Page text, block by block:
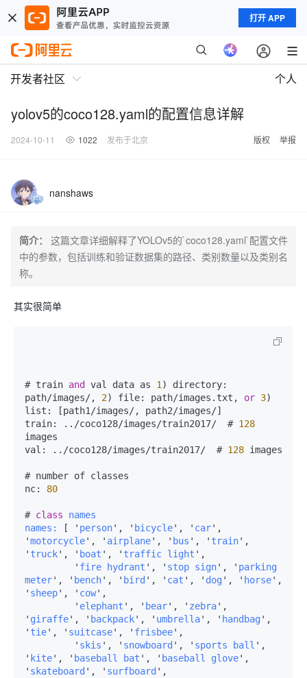
打开 APP
开发者社区 个人
yolov5的coco128.yaml的配置信息详解
2024-10-11 1022 发布于北京 版权 举报
nanshaws
简介：
这篇文章详细解释了YOLOv5的`coco128.yaml`配置文件
中的参数，包括训练和验证数据集的路径、类别数量以及类别名
称。
其实很简单
# train and val data as 1 ) directory:
path/images/, 2) file: path/images.txt, or 3)
list: [path1/images/, path2/images/]
train: ../coco128/images/train2017/  # 128
images
val: ../coco128/images/train2017/  # 128 images
# number of classes
nc: 80
# class
names
names:
[ ' person', ' bicycle', ' car',
'motorcycle', ' airplane', ' bus ', ' train',
' truck', ' boat ', ' traffic light ',
         '
fire hydrant ', ' stop sign', ' parking
meter', ' bench', ' bird ', ' cat ', ' dog ', ' horse',
' sheep', ' cow',
         '
elephant ', ' bear', ' zebra',
' giraffe', ' backpack', ' umbrella', ' handbag ',
' tie', ' suitcase', ' frisbee',
         '
skis ', ' snowboard ', ' sports ball ',
' kite', ' baseball bat ', ' baseball glove',
' skateboard ', ' surfboard ',